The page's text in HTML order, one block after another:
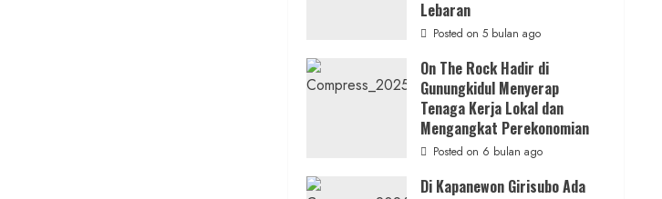
Posted on 20 jam ago
Lebaran
Posted on 5 bulan ago
On The Rock Hadir di
Gunungkidul Menyerap
Tenaga Kerja Lokal dan
Mengangkat Perekonomian
Posted on 6 bulan ago
Di Kapanewon Girisubo Ada